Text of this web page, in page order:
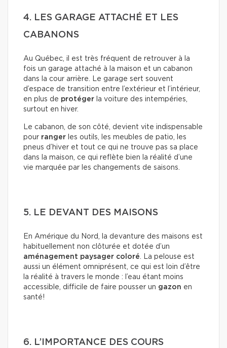
4. LES GARAGE ATTACHÉ ET LES
CABANONS
Au Québec, il est très fréquent de retrouver à la
fois un garage attaché à la maison et un cabanon
dans la cour arrière. Le garage sert souvent
d’espace de transition entre l’extérieur et l’intérieur,
en plus de protéger la voiture des intempéries,
surtout en hiver.
Le cabanon, de son côté, devient vite indispensable
pour ranger les outils, les meubles de patio, les
pneus d’hiver et tout ce qui ne trouve pas sa place
dans la maison, ce qui reflète bien la réalité d’une
vie marquée par les changements de saisons.
5. LE DEVANT DES MAISONS
En Amérique du Nord, la devanture des maisons est
habituellement non clôturée et dotée d’un
aménagement paysager coloré. La pelouse est
aussi un élément omniprésent, ce qui est loin d’être
la réalité à travers le monde : l’eau étant moins
accessible, difficile de faire pousser un gazon en
santé!
6. L’IMPORTANCE DES COURS